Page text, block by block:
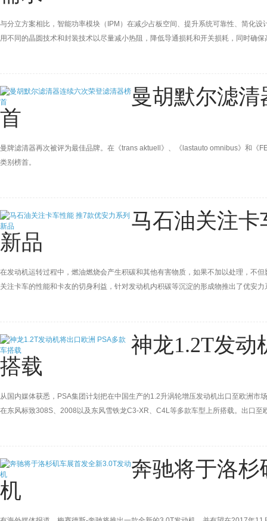
与分立方案相比，智能功率模块（IPM）在减少占板空间、提升系统可靠性、简化
用不同的晶圆技术和封装技术以尽量减小热阻，降低导通损耗和开关损耗，同时确
曼胡默尔滤
首
曼牌滤清器再次被评为最佳品牌。在《trans aktuell》、《lastauto omnibus》和《
类别榜首。
马石油关注卡
新品
在发动机运转过程中，燃油燃烧会产生积碳和其他有害物质，如果不加以处理，不
关注卡车的性能和卡友的切身利益，针对发动机内积碳等沉淀的形成物推出了优安力
神龙1.2T发动
搭载
从国内媒体获悉，PSA集团计划把在中国生产的1.2升涡轮增压发动机出口至欧洲
在东风标致308S、2008以及东风雪铁龙C3-XR、C4L等多款车型上所搭载。出口
奔驰将于洛杉
机